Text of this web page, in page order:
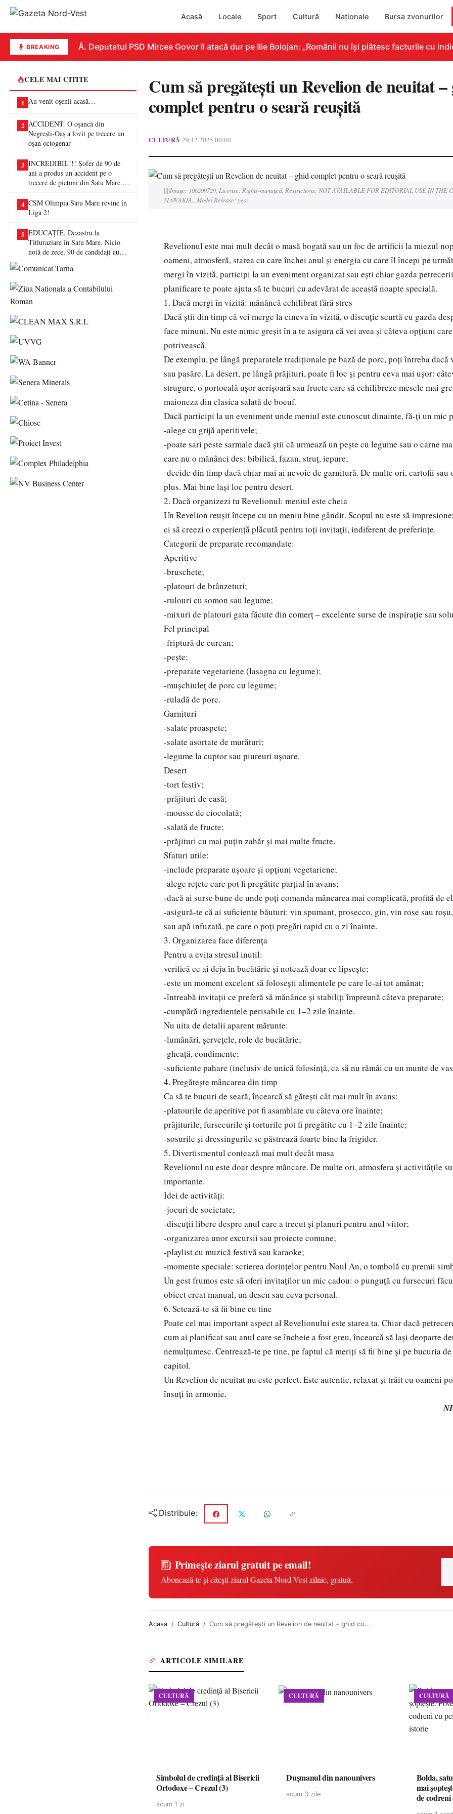
Acasă Locale Sport Cultură Naționale Bursa zvonurilor
BREAKING
REPLICĂ. Deputatul PSD Mircea Govor îl atacă dur pe Ilie Bolojan: „Românii nu își plătesc facturile cu
CELE MAI CITITE
1 Au venit oșenii acasă…
2 ACCIDENT. O oșancă din
Negrești-Oaș a lovit pe trecere un
oșan octogenar
3 INCREDIBIL!!! Șofer de 90 de
ani a produs un accident pe o
trecere de pietoni din Satu Mare. O
4 CSM Olimpia Satu Mare revine în
Liga 2!
5 EDUCAȚIE. Dezastru la
Titluraziare în Satu Mare. Nicio
notă de zece, 90 de candidați au
Cum să pregătești un Revelion de neuitat
complet pentru o seară reușită
CULTURĂ•29.12.2025 00:00
||||Image: 106209729, License: Rights-managed, Restrictions: NOT AVAILABLE FOR EDITORIAL USE IN THE
SLOVAKIA., Model Release: yes|
Revelionul este mai mult decât o masă bogată sau un foc de artificii la miezul
oameni, atmosferă, starea cu care închei anul și energia cu care îl începi pe
mergi în vizită, participi la un eveniment organizat sau ești chiar gazda
planificare te poate ajuta să te bucuri cu adevărat de această noapte specială.
1. Dacă mergi în vizită: mănâncă echilibrat fără stres
Dacă știi din timp că vei merge la cineva în vizită, o discuție scurtă cu gazda
face minuni. Nu este nimic greșit în a te asigura că vei avea și câteva opțiuni
potrivească.
De exemplu, pe lângă preparatele tradiționale pe bază de porc, poți întreba dacă
sau pasăre. La desert, pe lângă prăjituri, poate fi loc și pentru ceva mai ușor:
strugure, o portocală ușor acrișoară sau fructe care să echilibreze mesele mai
maioneza din clasica salată de boeuf.
Dacă participi la un eveniment unde meniul este cunoscut dinainte, fă-ți un mic
-alege cu grijă aperitivele;
-poate sari peste sarmale dacă știi că urmează un pește cu legume sau o carne
care nu o mănânci des: bibilică, fazan, struț, iepure;
-decide din timp dacă chiar mai ai nevoie de garnitură. De multe ori, cartofii sau
plus. Mai bine lași loc pentru desert.
2. Dacă organizezi tu Revelionul: meniul este cheia
Un Revelion reușit începe cu un meniu bine gândit. Scopul nu este să
ci să creezi o experiență plăcută pentru toți invitații, indiferent de preferințe.
Categorii de preparate recomandate:
Aperitive
-bruschete;
-platouri de brânzeturi;
-rulouri cu somon sau legume;
-mixuri de platouri gata făcute din comerț – excelente surse de inspirație sau
Fel principal
-friptură de curcan;
-pește;
-preparate vegetariene (lasagna cu legume);
-mușchiuleț de porc cu legume;
-ruladă de porc.
Garnituri
-salate proaspete;
-salate asortate de murături;
-legume la cuptor sau piureuri ușoare.
Desert
-tort festiv;
-prăjituri de casă;
-mousse de ciocolată;
-salată de fructe;
-prăjituri cu mai puțin zahăr și mai multe fructe.
Sfaturi utile:
-include preparate ușoare și opțiuni vegetariene;
-alege rețete care pot fi pregătite parțial în avans;
-dacă ai surse bune de unde poți comanda mâncarea mai complicată, profită de
-asigură-te că ai suficiente băuturi: vin spumant, prosecco, gin, vin rose sau
sau apă infuzată, pe care o poți pregăti rapid cu o zi înainte.
3. Organizarea face diferența
Pentru a evita stresul inutil:
verifică ce ai deja în bucătărie și notează doar ce lipsește;
-este un moment excelent să folosești alimentele pe care le-ai tot amânat;
-întreabă invitații ce preferă să mănânce și stabiliți împreună câteva preparate;
-cumpără ingredientele perisabile cu 1–2 zile înainte.
Nu uita de detalii aparent mărunte:
-lumânări, șervețele, role de bucătărie;
-gheață, condimente;
-suficiente pahare (inclusiv de unică folosință, ca să nu rămâi cu un munte de
4. Pregătește mâncarea din timp
Ca să te bucuri de seară, încearcă să gătești cât mai mult în avans:
-platourile de aperitive pot fi asamblate cu câteva ore înainte;
prăjiturile, fursecurile și torturile pot fi pregătite cu 1–2 zile înainte;
-sosurile și dressingurile se păstrează foarte bine la frigider.
5. Divertismentul contează mai mult decât masa
Revelionul nu este doar despre mâncare. De multe ori, atmosfera și activitățile
importante.
Idei de activități:
-jocuri de societate;
-discuții libere despre anul care a trecut și planuri pentru anul viitor;
-organizarea unor excursii sau proiecte comune;
-playlist cu muzică festivă sau karaoke;
-momente speciale: scrierea dorințelor pentru Noul An, o tombolă cu premii
Un gest frumos este să oferi invitaților un mic cadou: o punguță cu fursecuri
obiect creat manual, un desen sau ceva personal.
6. Setează-te să fii bine cu tine
Poate cel mai important aspect al Revelionului este starea ta. Chiar dacă
cum ai planificat sau anul care se încheie a fost greu, încearcă să lași deoparte
nemulțumesc. Centrează-te pe tine, pe faptul că meriți să fii bine și pe bucuria
capitol.
Un Revelion de neuitat nu este perfect. Este autentic, relaxat și trăit cu oameni
însuți în armonie.
Distribuie:
Primește ziarul gratuit pe email!
Abonează-te și citești ziarul Gazeta Nord-Vest zilnic, gratuit.
Acasa Cultură Cum să pregătești un Revelion de neuitat – ghid co...
ARTICOLE SIMILARE
CULTURĂ
Simbolul de credinţă al Bisericii
Ortodoxe – Crezul (3)
acum 1 zi
CULTURĂ
Dușmanul din nanounivers
acum 3 zile
CULTURĂ
Bolda,
mai
de codreni